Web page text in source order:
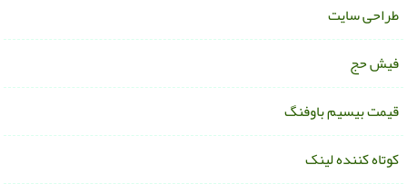
سایت
حج
بیسیم باوفنگ
کننده لینک